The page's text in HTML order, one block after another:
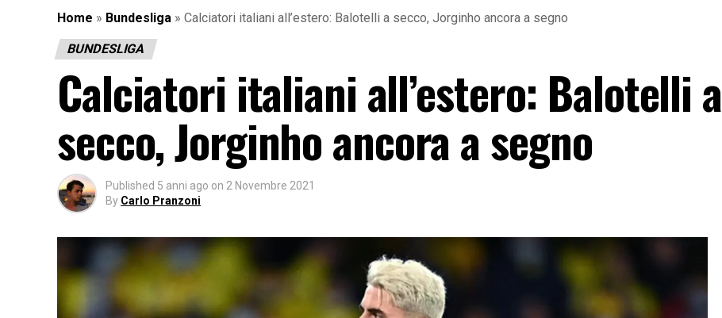
Home » Bundesliga » Calciatori italiani all’estero: Balotelli a secco, Jorginho ancora a segno
BUNDESLIGA
Calciatori italiani all’estero: Balotelli a
secco, Jorginho ancora a segno
Published 5 anni ago on 2 Novembre 2021
By Carlo Pranzoni